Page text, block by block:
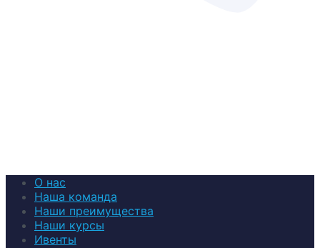
О нас
Наша команда
Наши преимущества
Наши курсы
Ивенты